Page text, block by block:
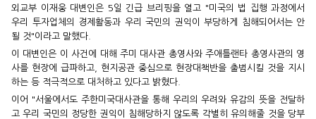
외교부 이재웅 대변인은 5일 긴급 브리핑을 열고 "미국의 법 집행 과정에서
우리 투자업체의 경제활동과 우리 국민의 권익이 부당하게 침해되어서는 안
될 것"이라고 말했다.
이 대변인은 이 사건에 대해 주미 대사관 총영사와 주애틀랜타 총영사관의 영
사를 현장에 급파하고, 현지공관 중심으로 현장대책반을 출범시킬 것을 지시
하는 등 적극적으로 대처하고 있다고 밝혔다.
이어 "서울에서도 주한미국대사관을 통해 우리의 우려와 유감의 뜻을 전달하
고 우리 국민의 정당한 권익이 침해당하지 않도록 각별히 유의해줄 것을 당부